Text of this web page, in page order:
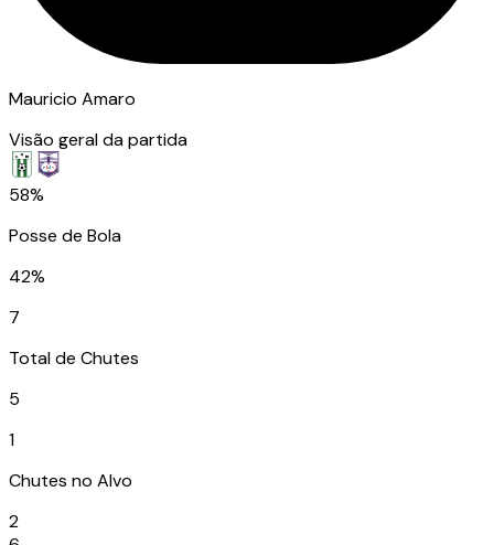
Mauricio Amaro
Visão geral da partida
58%
Posse de Bola
42%
7
Total de Chutes
5
1
Chutes no Alvo
2